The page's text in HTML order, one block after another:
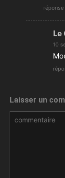
réponse
Le
10
Laisser un